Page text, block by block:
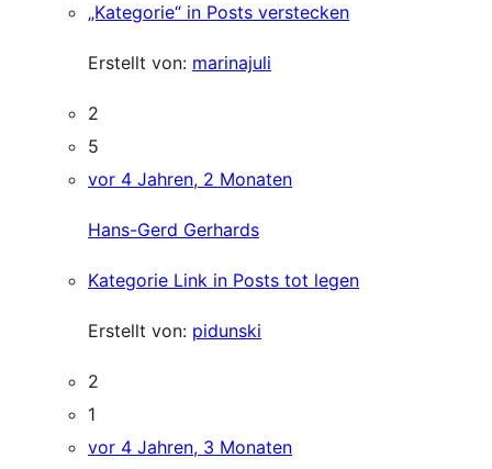
„Kategorie“ in Posts verstecken
Erstellt von: marinajuli
2
5
vor 4 Jahren, 2 Monaten
Hans-Gerd Gerhards
Kategorie Link in Posts tot legen
Erstellt von: pidunski
2
1
vor 4 Jahren, 3 Monaten